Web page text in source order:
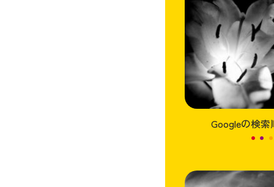
Googleの検